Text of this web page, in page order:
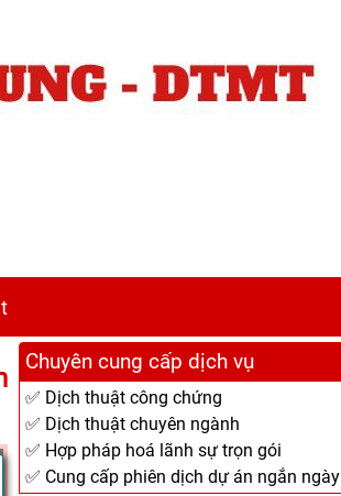
Chuyên cung cấp dịch vụ
✅ Dịch thuật công chứng
✅ Dịch thuật chuyên ngành
✅ Hợp pháp hoá lãnh sự trọn gói
✅ Cung cấp phiên dịch dự án ngắn ngày